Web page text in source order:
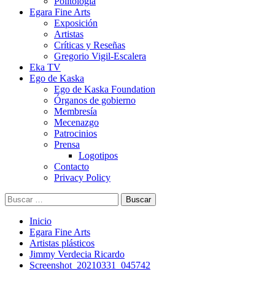
Egara Fine Arts
Exposición
Artistas
Críticas y Reseñas
Gregorio Vigil-Escalera
Eka TV
Ego de Kaska
Ego de Kaska Foundation
Órganos de gobierno
Membresía
Mecenazgo
Patrocinios
Prensa
Logotipos
Contacto
Privacy Policy
Buscar:
Inicio
Egara Fine Arts
Artistas plásticos
Jimmy Verdecia Ricardo
Screenshot_20210331_045742